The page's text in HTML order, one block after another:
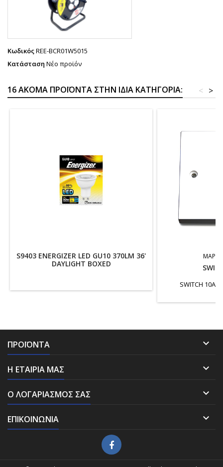
ΚωδικόςREE-BCR01W5015
Κατάσταση Νέο προϊόν
16 ΑΚΌΜΑ ΠΡΟΪΌΝΤΑ ΣΤΗΝ ΊΔΙΑ ΚΑΤΗΓΟΡΊΑ: >
<
S9403 ENERGIZER LED GU10 370LM 36'
DAYLIGHT BOXED
SWITCH 10A
ΠΡΟΪΌΝΤΑ 
Η ΕΤΑΙΡΊΑ ΜΑΣ 
Ο ΛΟΓΑΡΙΑΣΜΌΣ ΣΑΣ 
ΕΠΙΚΟΙΝΩΝΊΑ 